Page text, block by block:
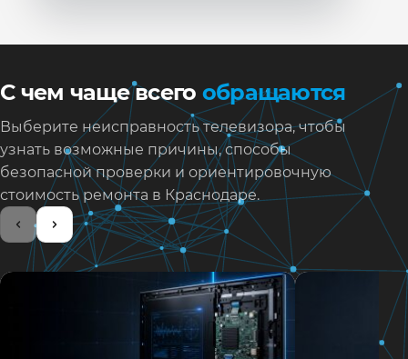
С чем чаще всего обращаются
Выберите неисправность телевизора, чтобы
узнать возможные причины, способы
безопасной проверки и ориентировочную
стоимость ремонта в Краснодаре.